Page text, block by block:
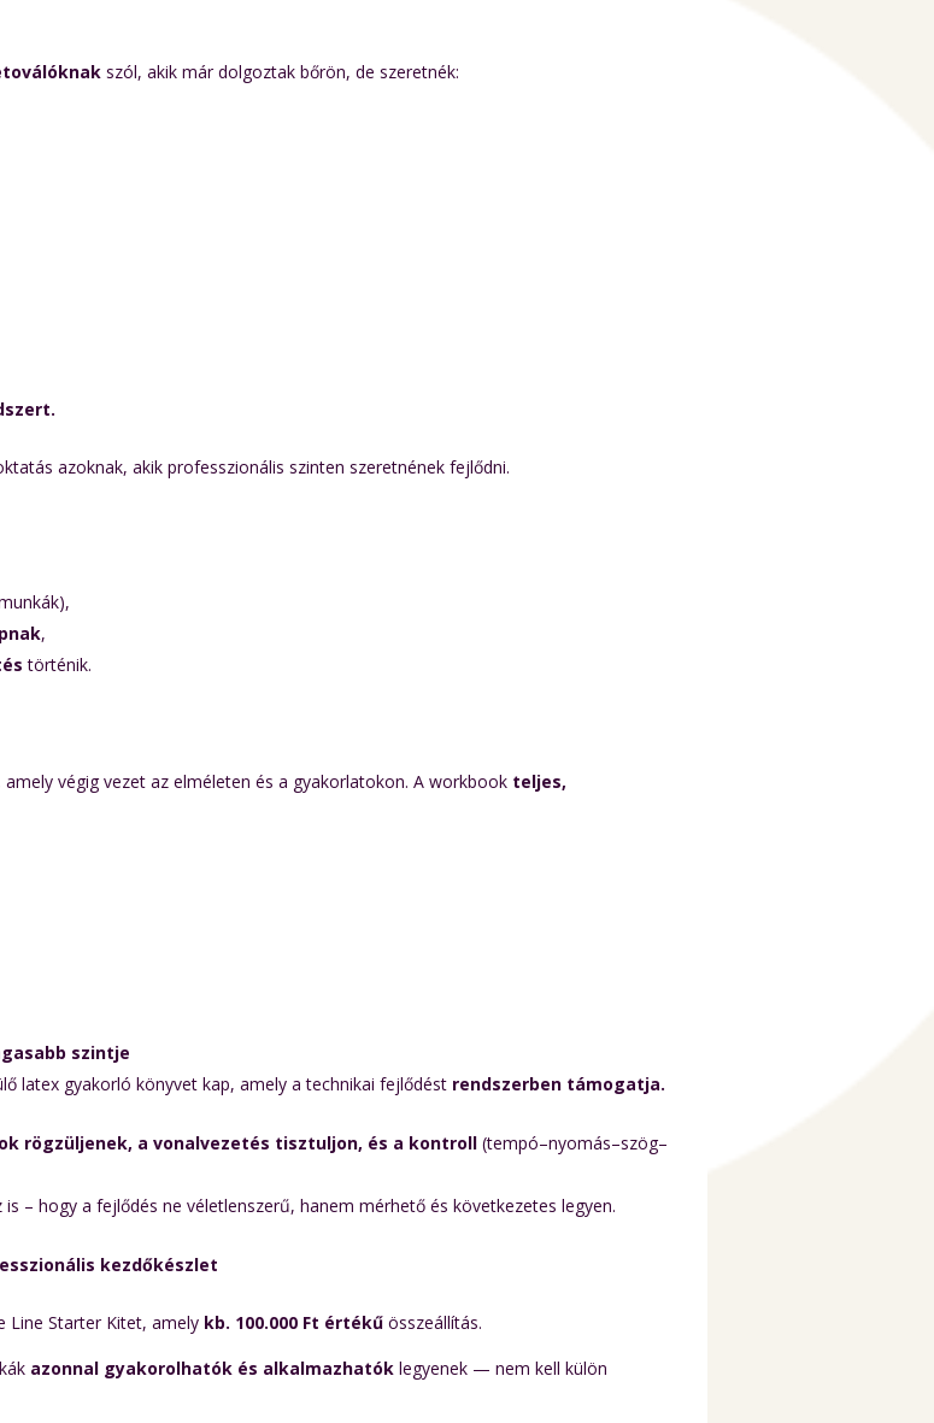
szól, akik már dolgoztak bőrön, de szeretnék:
azoknak, akik professzionális szinten szeretnének fejlődni.
,
történik.
amely végig vezet az elméleten és a gyakorlatokon. A workbook teljes,
szintje
latex gyakorló könyvet kap, amely a technikai fejlődést rendszerben támogatja.
rögzüljenek, a vonalvezetés tisztuljon, és a kontroll (tempó–nyomás–szög–
– hogy a fejlődés ne véletlenszerű, hanem mérhető és következetes legyen.
kezdőkészlet
Line Starter Kitet, amely kb. 100.000 Ft értékű összeállítás.
azonnal gyakorolhatók és alkalmazhatók legyenek — nem kell külön